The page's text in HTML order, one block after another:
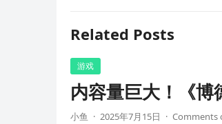
Related Posts
游戏
内容量巨大！《
小鱼 · 2025年7月15日 · Comments